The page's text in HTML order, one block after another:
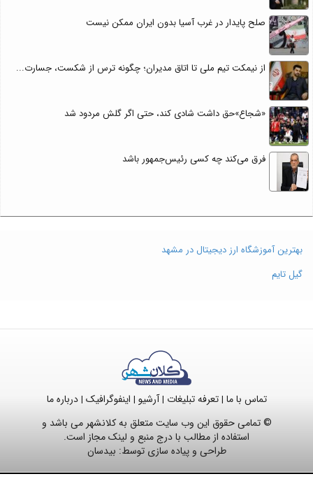
صلح پایدار در غرب آسیا بدون ایران ممکن نیست
از نیمکت تیم ملی تا اتاق مدیران؛ چگونه ترس از شکست، جسارت...
«شجاع»حق داشت شادی کند، حتی اگر گلش مردود شد
فرق می‌کند چه کسی رئیس‌جمهور باشد
بهترین آموزشگاه ارز دیجیتال در مشهد
گیل تایم
تماس با ما |تعرفه تبلیغات |آرشیو | اینفوگرافیک |درباره ما
© تمامی حقوق این وب سایت متعلق به کلانشهر می باشد و
استفاده از مطالب با درج منبع و لینک مجاز است.
طراحی و پیاده سازی توسط: بیدسان